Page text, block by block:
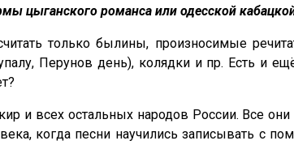
цыганского романса или одесской
только былины, произносимые
Перунов день), колядки и пр. Есть и
и всех остальных народов России. Все
когда песни научились записывать с